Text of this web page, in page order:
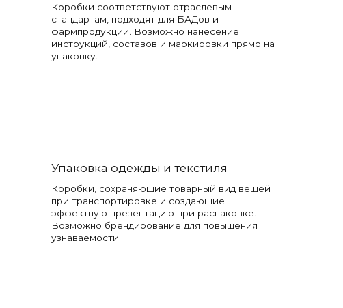
Коробки соответствуют отраслевым
стандартам, подходят для БАДов и
фармпродукции. Возможно нанесение
инструкций, составов и маркировки прямо на
упаковку.
Упаковка одежды и текстиля
Коробки, сохраняющие товарный вид вещей
при транспортировке и создающие
эффектную презентацию при распаковке.
Возможно брендирование для повышения
узнаваемости.